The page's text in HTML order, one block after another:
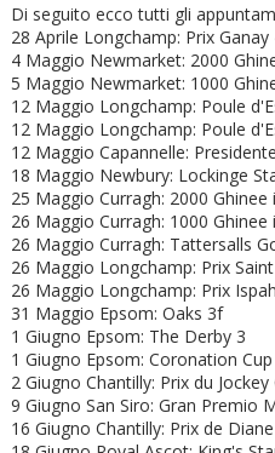
Di seguito ecco tutti gli
28 Aprile Longchamp: Prix Ganay
4 Maggio Newmarket: 2000
5 Maggio Newmarket: 1000
12 Maggio Longchamp: Poule
12 Maggio Longchamp: Poule
12 Maggio Capannelle:
18 Maggio Newbury: Lockinge
25 Maggio Curragh: 2000 Ghinee
26 Maggio Curragh: 1000 Ghinee
26 Maggio Curragh: Tattersalls
26 Maggio Longchamp: Prix
26 Maggio Longchamp: Prix
31 Maggio Epsom: Oaks 3f
1 Giugno Epsom: The Derby 3
1 Giugno Epsom: Coronation
2 Giugno Chantilly: Prix du Jockey
9 Giugno San Siro: Gran Premio
16 Giugno Chantilly: Prix de